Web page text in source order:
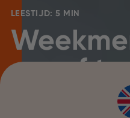
LEESTIJD: 5 MIN
om af te